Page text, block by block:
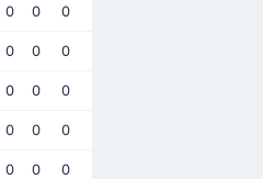
0 0 0
0 0 0
0 0 0
0 0 0
0 0 0